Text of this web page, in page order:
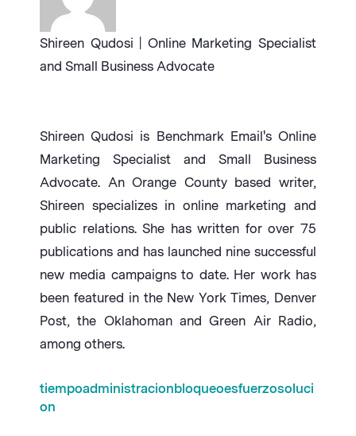
Shireen Qudosi | Online Marketing Specialist
and Small Business Advocate
Shireen Qudosi is Benchmark Email's Online
Marketing Specialist and Small Business
Advocate. An Orange County based writer,
Shireen specializes in online marketing and
public relations. She has written for over 75
publications and has launched nine successful
new media campaigns to date. Her work has
been featured in the New York Times, Denver
Post, the Oklahoman and Green Air Radio,
among others.
tiempoadministracionbloqueoesfuerzosoluci
on